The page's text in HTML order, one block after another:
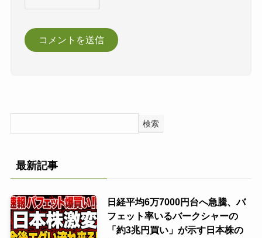
検索
最新記事
日経平均6万7000円台へ急騰、バ
フェット率いるバークシャーの
「約3兆円買い」が示す日本株の